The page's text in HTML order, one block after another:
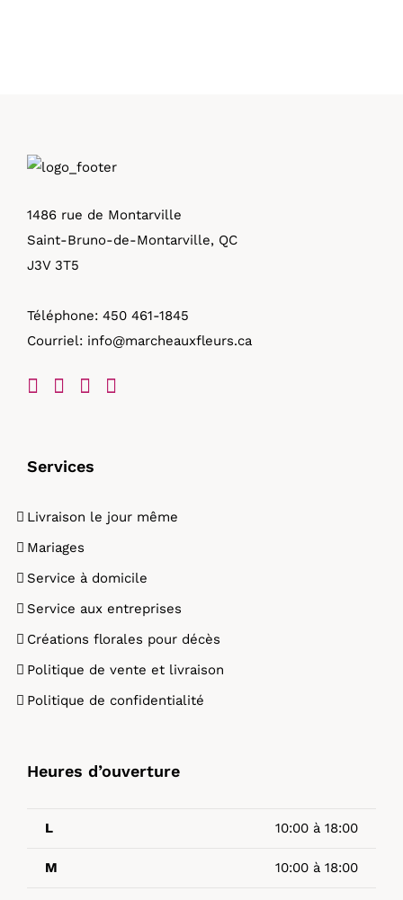
1486 rue de Montarville
Saint-Bruno-de-Montarville, QC
J3V 3T5
Téléphone: 450 461-1845
Courriel: info@marcheauxfleurs.ca
Services
Livraison le jour même
Mariages
Service à domicile
Service aux entreprises
Créations florales pour décès
Politique de vente et livraison
Politique de confidentialité
Heures d’ouverture
L 10:00 à 18:00
M 10:00 à 18:00